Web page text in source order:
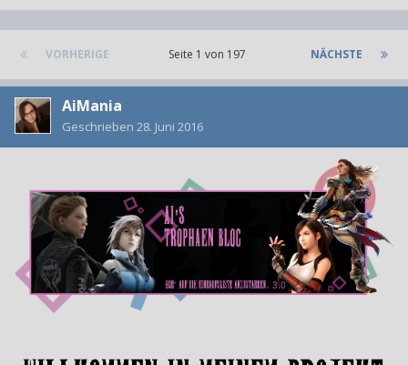
VORHERIGE NÄCHSTE
Seite 1 von 197
AiMania
Geschrieben 28. Juni 2016